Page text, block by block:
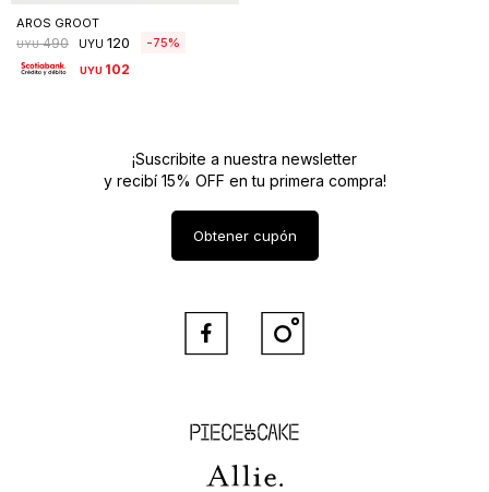
AROS GROOT
UYU 490 UYU 120 75
UYU 102
Piece of Cake
Allie
¡Suscribite a nuestra newsletter
y recibí 15% OFF en tu primera compra!
Obtener cupón
 